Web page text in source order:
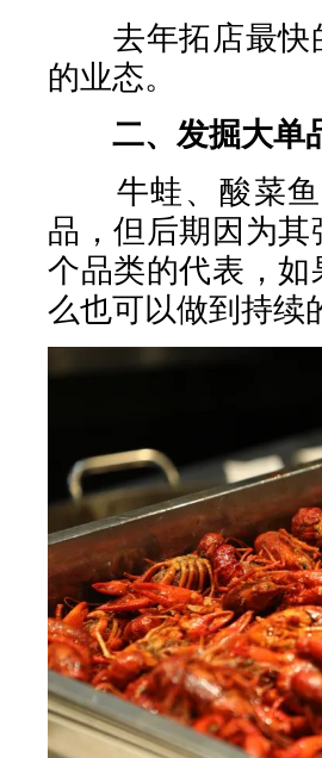
去年拓店最快
的业态。
二、发掘大单
牛蛙、酸菜鱼
品，但后期因为
个品类的代表，
么也可以做到持续